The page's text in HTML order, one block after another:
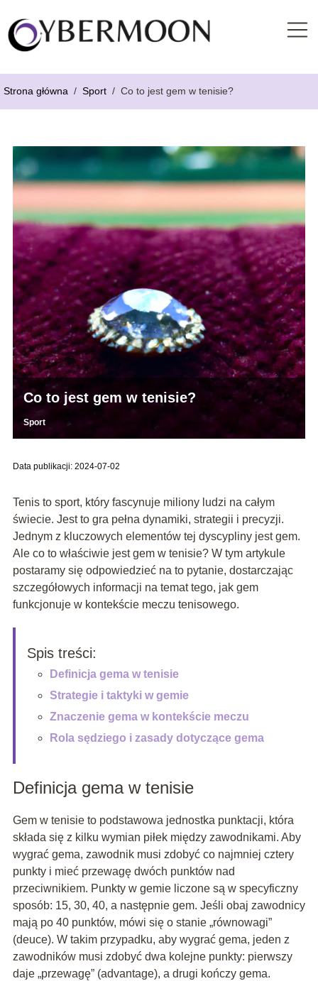
Strona główna / Sport / Co to jest gem w tenisie?
Co to jest gem w tenisie?
Sport
Data publikacji: 2024-07-02
Tenis to sport, który fascynuje miliony ludzi na całym
świecie. Jest to gra pełna dynamiki, strategii i precyzji.
Jednym z kluczowych elementów tej dyscypliny jest gem.
Ale co to właściwie jest gem w tenisie? W tym artykule
postaramy się odpowiedzieć na to pytanie, dostarczając
szczegółowych informacji na temat tego, jak gem
funkcjonuje w kontekście meczu tenisowego.
Spis treści:
Definicja gema w tenisie
Strategie i taktyki w gemie
Znaczenie gema w kontekście meczu
Rola sędziego i zasady dotyczące gema
Definicja gema w tenisie
Gem w tenisie to podstawowa jednostka punktacji, która
składa się z kilku wymian piłek między zawodnikami. Aby
wygrać gema, zawodnik musi zdobyć co najmniej cztery
punkty i mieć przewagę dwóch punktów nad
przeciwnikiem. Punkty w gemie liczone są w specyficzny
sposób: 15, 30, 40, a następnie gem. Jeśli obaj zawodnicy
mają po 40 punktów, mówi się o stanie „równowagi”
(deuce). W takim przypadku, aby wygrać gema, jeden z
zawodników musi zdobyć dwa kolejne punkty: pierwszy
daje „przewagę” (advantage), a drugi kończy gema.